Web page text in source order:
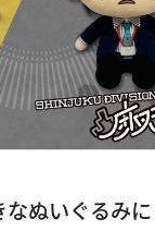
ぬいぐるみに